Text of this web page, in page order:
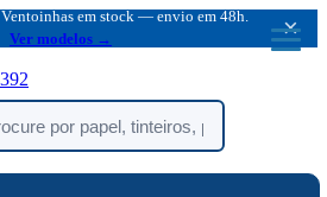
Ventoinhas em stock — envio em 48h.
Ver modelos →
×